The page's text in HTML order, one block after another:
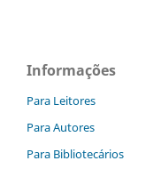
Informações
Para Leitores
Para Autores
Para Bibliotecários